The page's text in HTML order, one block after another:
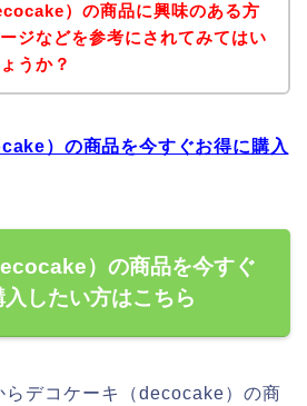
）の商品に興味のある方
ジなどを参考にされてみてはい
うか？
）の商品を今すぐお得に購入
）の商品を今すぐ
入したい方はこちら
らデコケーキ（decocake）の商